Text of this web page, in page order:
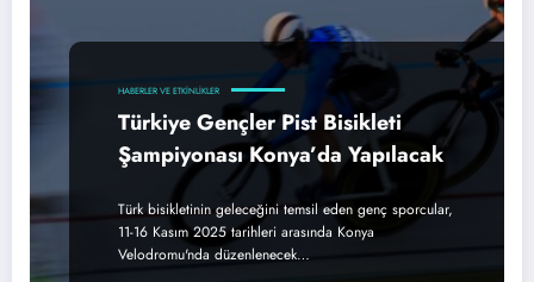
HABERLER VE ETKINLIKLER
Türkiye Gençler Pist Bisikleti
Şampiyonası Konya’da Yapılacak
Türk bisikletinin geleceğini temsil eden genç sporcular,
11-16 Kasım 2025 tarihleri arasında Konya
Velodromu'nda düzenlenecek…